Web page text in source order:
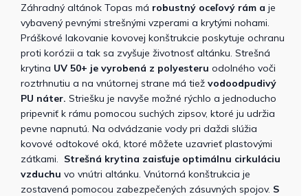
Záhradný altánok Topas má robustný oceľový rám a je
vybavený pevnými strešnými vzperami a krytými nohami.
Práškové lakovanie kovovej konštrukcie poskytuje ochranu
proti korózii a tak sa zvyšuje životnosť altánku. Strešná
krytina UV 50+ je vyrobená z polyesteru odolného voči
roztrhnutiu a na vnútornej strane má tiež vodoodpudivý
PU náter. Striešku je navyše možné rýchlo a jednoducho
pripevniť k rámu pomocou suchých zipsov, ktoré ju udržia
pevne napnutú. Na odvádzanie vody pri daždi slúžia
kovové odtokové oká, ktoré môžete uzavrieť plastovými
zátkami. Strešná krytina zaisťuje optimálnu cirkuláciu
vzduchu vo vnútri altánku. Vnútorná konštrukcia je
zostavená pomocou zabezpečených zásuvných spojov. S